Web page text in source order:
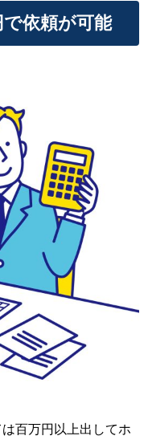
依頼が可能
百万円以上出してホ